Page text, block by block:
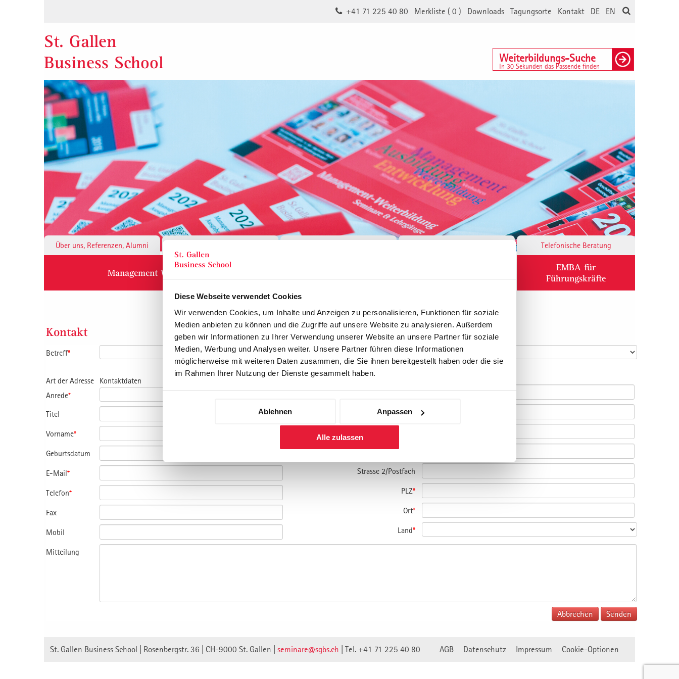
Diese Webseite verwendet Cookies
Wir verwenden Cookies, um Inhalte und Anzeigen zu personalisieren, Funktionen für soziale
Medien anbieten zu können und die Zugriffe auf unsere Website zu analysieren. Außerdem
geben wir Informationen zu Ihrer Verwendung unserer Website an unsere Partner für soziale
Medien, Werbung und Analysen weiter. Unsere Partner führen diese Informationen
möglicherweise mit weiteren Daten zusammen, die Sie ihnen bereitgestellt haben oder die sie
im Rahmen Ihrer Nutzung der Dienste gesammelt haben.
Ablehnen Anpassen
Alle zulassen
EN
DE
Kontakt
Tagungsorte
Downloads
Merkliste (0 )
+41 71 225 40 80
St. Gallen
Business School
Weiterbildungs-Suche
In 30 Sekunden das Passende finden
Über uns, Referenzen, Alumni Telefonische Beratung
Management Weiterbildung
für Führungskräfte
EMBA für
Führungskräfte
Kontakt
Betreff*
Art der Adresse
Kontaktdaten
Anrede*
Titel
Vorname*
Geburtsdatum
E-Mail*
Telefon*
Fax
Mobil
Firma
Funktion
Strasse
Strasse 2/Postfach
PLZ*
Ort*
Land*
Mitteilung
Abbrechen
St. Gallen Business School | Rosenbergstr. 36 | CH-9000 St. Gallen | seminare@sgbs.ch Tel. +41 71 225 40 80 AGB Datenschutz Impressum Cookie-Optionen